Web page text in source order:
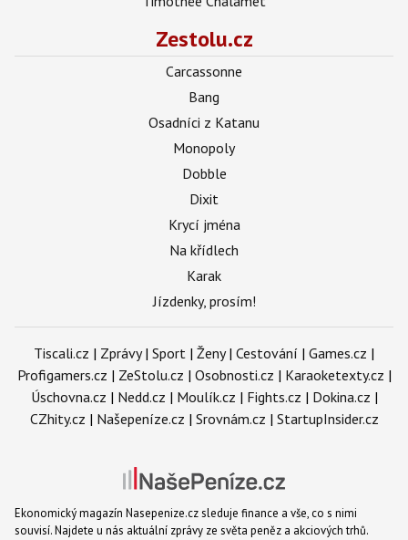
Zestolu.cz
Carcassonne
Bang
Osadníci z Katanu
Monopoly
Dobble
Dixit
Krycí jména
Na křídlech
Karak
Jízdenky, prosím!
Tiscali.cz | Zprávy| Sport | Ženy| Cestování | Games.cz |
Profigamers.cz | ZeStolu.cz | Osobnosti.cz | Karaoketexty.cz |
Úschovna.cz | Nedd.cz | Moulík.cz | Fights.cz | Dokina.cz |
CZhity.cz | Našepeníze.cz | Srovnám.cz | StartupInsider.cz
Ekonomický magazín Nasepenize.cz sleduje finance a vše, co s nimi
souvisí. Najdete u nás aktuální zprávy ze světa peněz a akciových trhů.